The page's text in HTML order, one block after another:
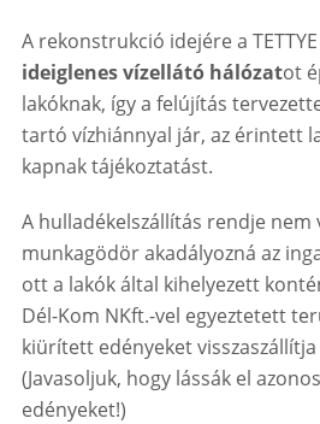
A rekonstrukció idejére a TETTYE
ideiglenes vízellátó hálózatot
lakóknak, így a felújítás
tartó vízhiánnyal jár, az érintett
kapnak tájékoztatást.
A hulladékelszállítás rendje nem
munkagödör akadályozná az
ott a lakók által kihelyezett
Dél-Kom NKft.-vel egyeztetett
kiürített edényeket
(Javasoljuk, hogy lássák el
edényeket!)